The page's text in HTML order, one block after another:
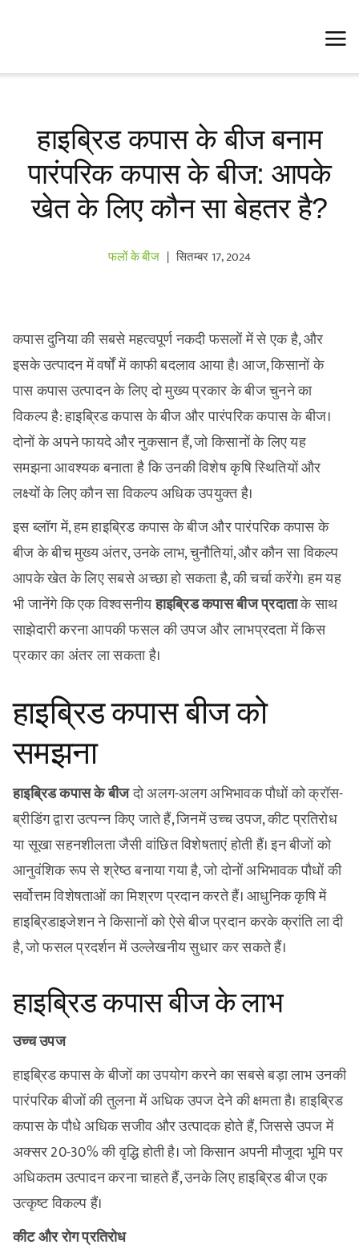
हाइब्रिड कपास के बीज बनाम
पारंपरिक कपास के बीज: आपके
खेत के लिए कौन सा बेहतर है?
फलों के बीज | सितम्बर 17, 2024
कपास दुनिया की सबसे महत्वपूर्ण नकदी फसलों में से एक है, और
इसके उत्पादन में वर्षों में काफी बदलाव आया है। आज, किसानों के
पास कपास उत्पादन के लिए दो मुख्य प्रकार के बीज चुनने का
विकल्प है: हाइब्रिड कपास के बीज और पारंपरिक कपास के बीज।
दोनों के अपने फायदे और नुकसान हैं, जो किसानों के लिए यह
समझना आवश्यक बनाता है कि उनकी विशेष कृषि स्थितियों और
लक्ष्यों के लिए कौन सा विकल्प अधिक उपयुक्त है।
इस ब्लॉग में, हम हाइब्रिड कपास के बीज और पारंपरिक कपास के
बीज के बीच मुख्य अंतर, उनके लाभ, चुनौतियां, और कौन सा विकल्प
आपके खेत के लिए सबसे अच्छा हो सकता है, की चर्चा करेंगे। हम यह
भी जानेंगे कि एक विश्वसनीयहाइब्रिड कपास बीज प्रदाताके साथ
साझेदारी करना आपकी फसल की उपज और लाभप्रदता में किस
प्रकार का अंतर ला सकता है।
हाइब्रिड कपास बीज को
समझना
हाइब्रिड कपास के बीजदो अलग-अलग अभिभावक पौधों को क्रॉस-
ब्रीडिंग द्वारा उत्पन्न किए जाते हैं, जिनमें उच्च उपज, कीट प्रतिरोध
या सूखा सहनशीलता जैसी वांछित विशेषताएं होती हैं। इन बीजों को
आनुवंशिक रूप से श्रेष्ठ बनाया गया है, जो दोनों अभिभावक पौधों की
सर्वोत्तम विशेषताओं का मिश्रण प्रदान करते हैं। आधुनिक कृषि में
हाइब्रिडाइजेशन ने किसानों को ऐसे बीज प्रदान करके क्रांति ला दी
है, जो फसल प्रदर्शन में उल्लेखनीय सुधार कर सकते हैं।
हाइब्रिड कपास बीज के लाभ
उच्च उपज
हाइब्रिड कपास के बीजों का उपयोग करने का सबसे बड़ा लाभ उनकी
पारंपरिक बीजों की तुलना में अधिक उपज देने की क्षमता है। हाइब्रिड
कपास के पौधे अधिक सजीव और उत्पादक होते हैं, जिससे उपज में
अक्सर 20-30% की वृद्धि होती है। जो किसान अपनी मौजूदा भूमि पर
अधिकतम उत्पादन करना चाहते हैं, उनके लिए हाइब्रिड बीज एक
उत्कृष्ट विकल्प हैं।
कीट और रोग प्रतिरोध